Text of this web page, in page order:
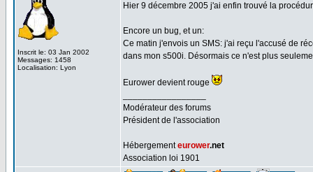
Inscrit le: 03 Jan 2002
Messages: 1458
Localisation: Lyon
Hier 9 décembre 2005 j'ai enfin trouvé la
Encore un bug, et un:
Ce matin j'envois un SMS: j'ai reçu l'accusé de
dans mon s500i. Désormais ce n'est plus
Eurower devient rouge
Modérateur des forums
Président de l'association
Hébergementeurower.net
Association loi 1901